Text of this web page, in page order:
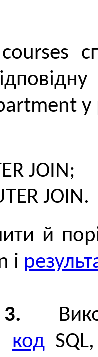
JOIN;
JOIN.
й
і
кодSQL,